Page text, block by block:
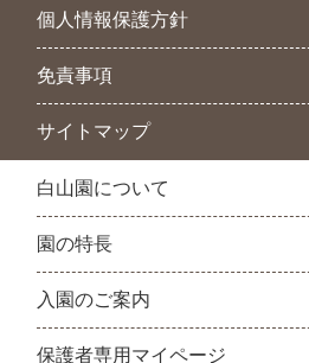
個人情報保護方針
免責事項
サイトマップ
白山園について
園の特長
入園のご案内
保護者専用マイページ